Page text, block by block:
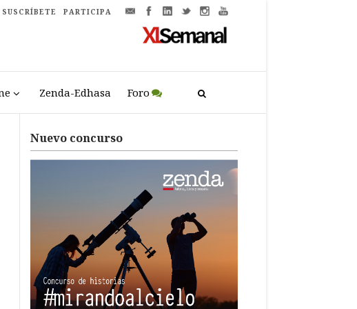
SUSCRÍBETE PARTICIPA
Zenda-Edhasa Foro
Nuevo concurso